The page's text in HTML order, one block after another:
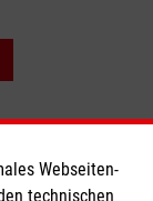
Webseiten-
technischen